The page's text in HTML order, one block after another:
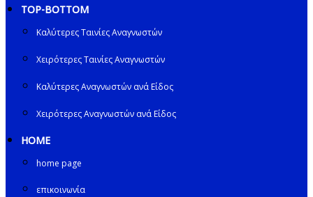
TOP-BOTTOM
Καλύτερες Ταινίες Αναγνωστών
Χειρότερες Ταινίες Αναγνωστών
Καλύτερες Αναγνωστών ανά Είδος
Χειρότερες Αναγνωστών ανά Είδος
HOME
home page
επικοινωνία